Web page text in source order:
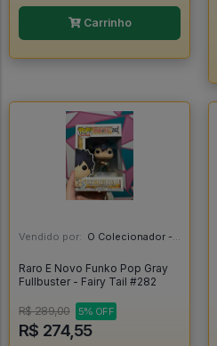
Carrinho
Vendido por: O Colecionador - SP
Raro E Novo Funko Pop Gray
Fullbuster - Fairy Tail #282
R$ 289,00 5% OFF
R$ 274,55